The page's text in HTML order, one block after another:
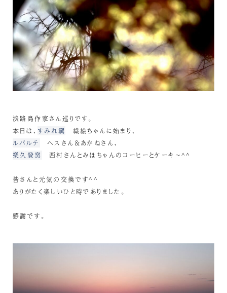
淡路島作家さん巡りです。
本日は、 すみれ窯
織絵ちゃんに始まり、
ルバルテ
ヘスさん＆あかねさん、
樂久登窯
西村さんとみほちゃんのコーヒーとケーキ～^^
皆さんと元気の交換です^^
ありがたく楽しいひと時でありました。
感謝です。